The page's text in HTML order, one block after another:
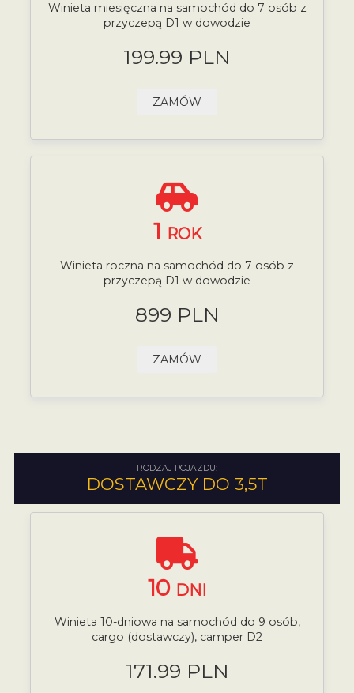
Winieta miesięczna na samochód do 7 osób z
przyczepą D1 w dowodzie
199.99 PLN
ZAMÓW
1 ROK
Winieta roczna na samochód do 7 osób z
przyczepą D1 w dowodzie
899 PLN
ZAMÓW
RODZAJ POJAZDU:
DOSTAWCZY DO 3,5T
10 DNI
Winieta 10-dniowa na samochód do 9 osób,
cargo (dostawczy), camper D2
171.99 PLN